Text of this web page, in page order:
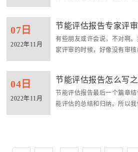
07日
2022年11月
节能评估报告专家评
消费增...
有些朋友或许会说，不对啊
家评审的时候，好像没有审
04日
2022年11月
节能评估报告怎么写
节能评估报告最后一个篇章
能评估的总结和归纳。所以